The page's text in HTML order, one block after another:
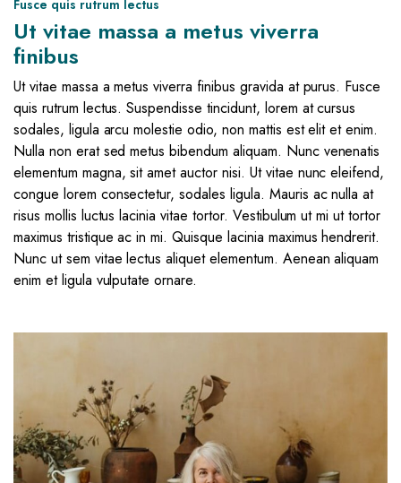
Fusce quis rutrum lectus
Ut vitae massa a metus viverra
finibus
Ut vitae massa a metus viverra finibus gravida at purus. Fusce
quis rutrum lectus. Suspendisse tincidunt, lorem at cursus
sodales, ligula arcu molestie odio, non mattis est elit et enim.
Nulla non erat sed metus bibendum aliquam. Nunc venenatis
elementum magna, sit amet auctor nisi. Ut vitae nunc eleifend,
congue lorem consectetur, sodales ligula. Mauris ac nulla at
risus mollis luctus lacinia vitae tortor. Vestibulum ut mi ut tortor
maximus tristique ac in mi. Quisque lacinia maximus hendrerit.
Nunc ut sem vitae lectus aliquet elementum. Aenean aliquam
enim et ligula vulputate ornare.